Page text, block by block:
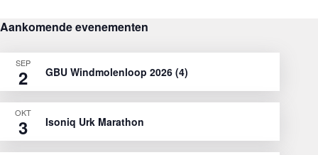
Aankomende evenementen
SEP
2 GBU Windmolenloop 2026 (4)
OKT
3 Isoniq Urk Marathon